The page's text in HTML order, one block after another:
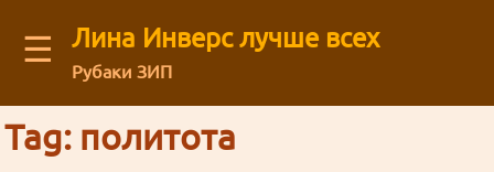
☰ Лина Инверс лучше всех
Рубаки ЗИП
You are not logged in
Tag: политота
Message board
Архив старого форума
Можешь ли ты общаться с нами через
Аниме (12)
Рубаки (55)
Latest blog comments:
Mega Brand Kikaku от 15.03.2026 (Вопросы месяца №174)
Recent visitors
Guests: 27